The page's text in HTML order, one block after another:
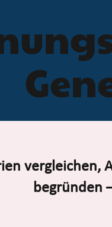
begründen